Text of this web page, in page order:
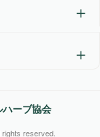
ーブ協会
reserved.